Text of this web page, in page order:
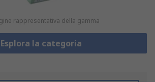
rappresentativa della gamma
Esplora la categoria